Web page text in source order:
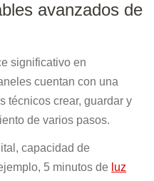
avanzados de
significativo en
cuentan con una
técnicos crear, guardar y
de varios pasos.
capacidad de
5 minutos de luz